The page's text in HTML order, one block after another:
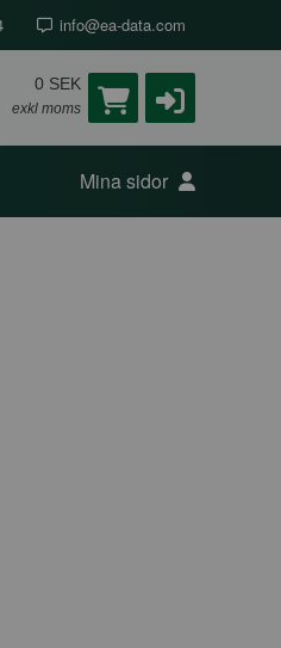
info@ea-data.com
0 SEK
exkl moms
Mina sidor